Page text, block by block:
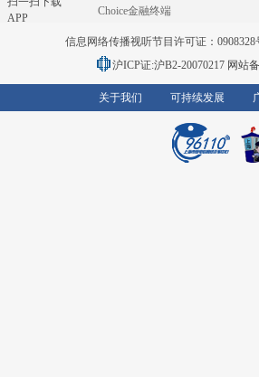
APP
Choice金融终端
信息网络传播视听节目许可证：
沪ICP证:沪B2-20070217 网站
关于我们 可持续发展